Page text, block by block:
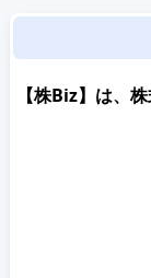
【株Biz】は、